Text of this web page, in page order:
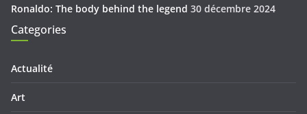
Ronaldo: The body behind the legend 30 décembre 2024
Categories
Actualité
Art